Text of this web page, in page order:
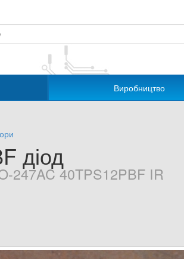
Виробництво
діод
247AC 40TPS12PBF IR